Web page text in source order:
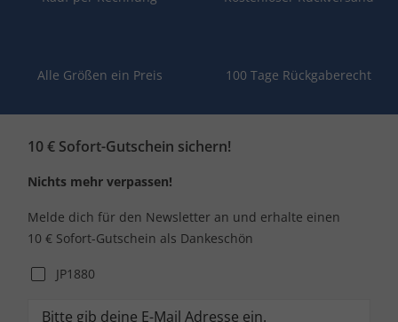
Alle Größen ein Preis 100 Tage Rückgaberecht
10 € Sofort-Gutschein sichern!
Nichts mehr verpassen!
Melde dich für den Newsletter an und erhalte einen
10 € Sofort-Gutschein als Dankeschön
JP1880